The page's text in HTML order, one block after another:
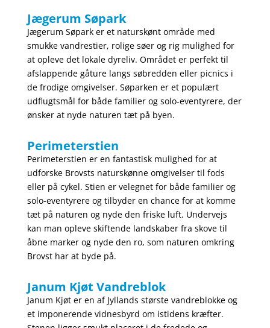
Jægerum Søpark
Jægerum Søpark er et naturskønt område med
smukke vandrestier, rolige søer og rig mulighed for
at opleve det lokale dyreliv. Området er perfekt til
afslappende gåture langs søbredden eller picnics i
de frodige omgivelser. Søparken er et populært
udflugtsmål for både familier og solo-eventyrere, der
ønsker at nyde naturen tæt på byen.
Perimeterstien
Perimeterstien er en fantastisk mulighed for at
udforske Brovsts naturskønne omgivelser til fods
eller på cykel. Stien er velegnet for både familier og
solo-eventyrere og tilbyder en chance for at komme
tæt på naturen og nyde den friske luft. Undervejs
kan man opleve skiftende landskaber fra skove til
åbne marker og nyde den ro, som naturen omkring
Brovst har at byde på.
Janum Kjøt Vandreblok
Janum Kjøt er en af Jyllands største vandreblokke og
et imponerende vidnesbyrd om istidens kræfter.